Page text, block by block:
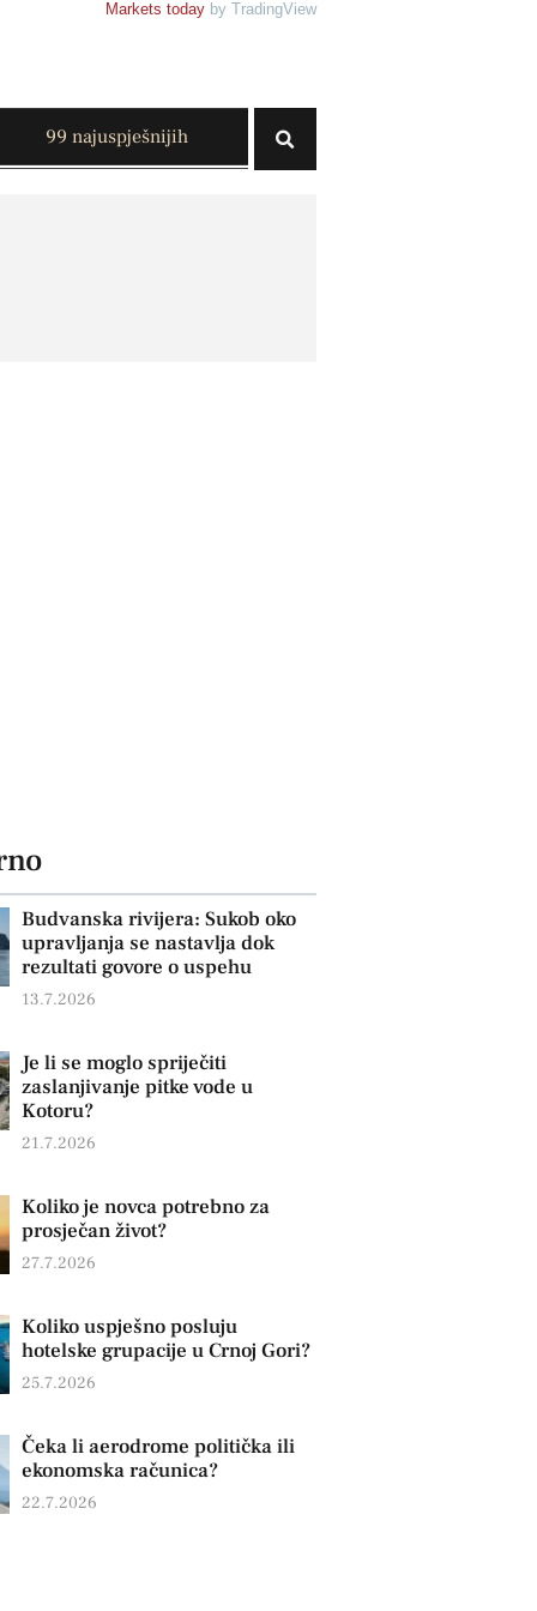
Markets today by TradingView
99 najuspješnijih
Budvanska rivijera: Sukob oko
upravljanja se nastavlja dok
rezultati govore o uspehu
13.7.2026
Je li se moglo spriječiti
zaslanjivanje pitke vode u
Kotoru?
21.7.2026
Koliko je novca potrebno za
prosječan život?
27.7.2026
Koliko uspješno posluju
hotelske grupacije u Crnoj Gori?
25.7.2026
Čeka li aerodrome politička ili
ekonomska računica?
22.7.2026